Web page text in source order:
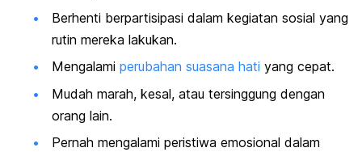
Berhenti berpartisipasi dalam kegiatan sosial yang
rutin mereka lakukan.
Mengalami perubahan suasana hati yang cepat.
Mudah marah, kesal, atau tersinggung dengan
orang lain.
Pernah mengalami peristiwa emosional dalam